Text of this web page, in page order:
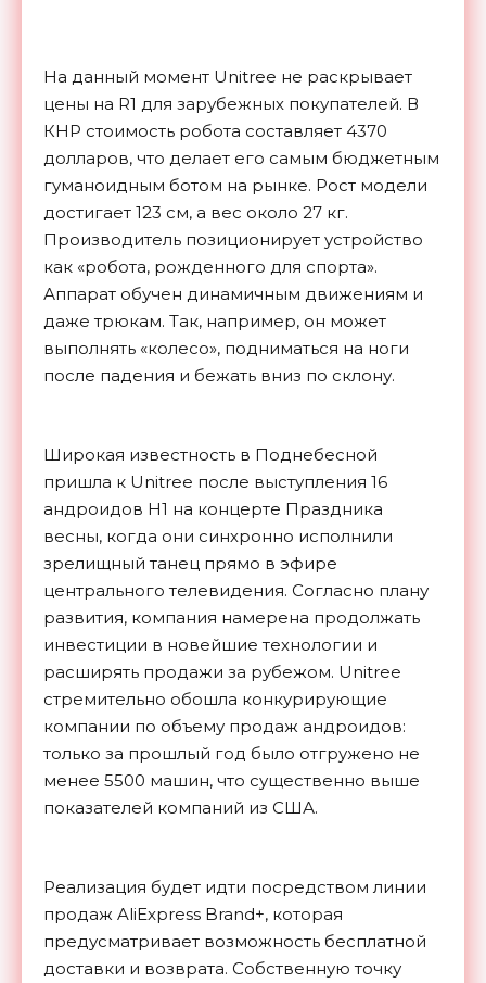
На данный момент Unitree не раскрывает
цены на R1 для зарубежных покупателей. В
КНР стоимость робота составляет 4370
долларов, что делает его самым бюджетным
гуманоидным ботом на рынке. Рост модели
достигает 123 см, а вес около 27 кг.
Производитель позиционирует устройство
как «робота, рожденного для спорта».
Аппарат обучен динамичным движениям и
даже трюкам. Так, например, он может
выполнять «колесо», подниматься на ноги
после падения и бежать вниз по склону.
Широкая известность в Поднебесной
пришла к Unitree после выступления 16
андроидов H1 на концерте Праздника
весны, когда они синхронно исполнили
зрелищный танец прямо в эфире
центрального телевидения. Согласно плану
развития, компания намерена продолжать
инвестиции в новейшие технологии и
расширять продажи за рубежом. Unitree
стремительно обошла конкурирующие
компании по объему продаж андроидов:
только за прошлый год было отгружено не
менее 5500 машин, что существенно выше
показателей компаний из США.
Реализация будет идти посредством линии
продаж AliExpress Brand+, которая
предусматривает возможность бесплатной
доставки и возврата. Собственную точку